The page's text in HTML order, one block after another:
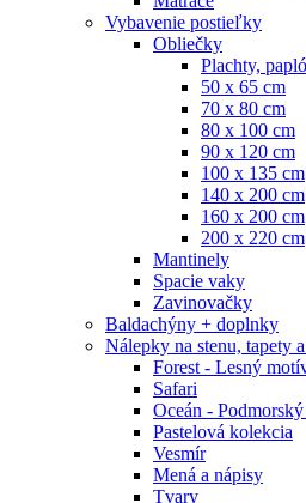
Vybavenie postieľky
Obliečky
Plachty,
50 x 65 cm
70 x 80 cm
80 x 100 cm
90 x 120 cm
100 x 135 cm
140 x 200 cm
160 x 200 cm
200 x 220 cm
Mantinely
Spacie vaky
Zavinovačky
Baldachýny + doplnky
Nálepky na stenu, tapety
Forest - Lesný
Safari
Oceán -
Pastelová kolekcia
Vesmír
Mená a nápisy
Tvary